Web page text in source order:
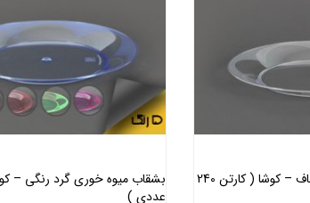
بشقاب میوه خوری گرد شفاف – کوشا ( کارتن 240
عددی )